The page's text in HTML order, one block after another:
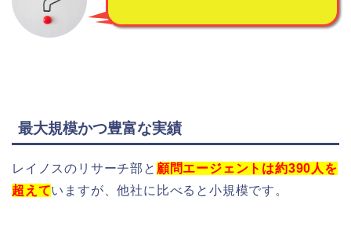
最大規模かつ豊富な実績
レイノスのリサーチ部と 顧問エージェントは約390人を
超えていますが、他社に比べると小規模です。